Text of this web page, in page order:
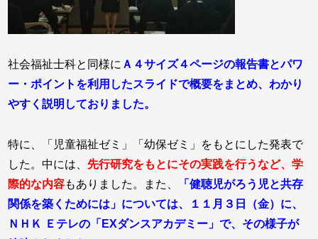
社会福祉士科と同様に Ａ４サイズ４ページの報告書とパワ
ー・ポイントを利用したスライドで概要をまとめ、わかり
やすく説明しておりました。
特に、「児童福祉ゼミ」「幼保ゼミ」をもとにした発表で
した。中には、 先行研究をもとにその実践を行うなど、学
際的な内容もありました。また、
「健聴児がろう児と共存
関係を築くためには」については、１１月３日（金）に、
ＮＨＫ Ｅテレの「EXダンスアカデミー」で、その様子が